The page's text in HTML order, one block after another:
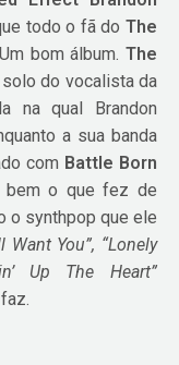
todo o fã do The
bom álbum. The
do vocalista da
na qual Brandon
a sua banda
com Battle Born
bem o que fez de
o synthpop que ele
Want You”, “Lonely
Up The Heart”